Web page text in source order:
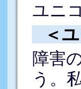
ユニ
＜
障害
う。